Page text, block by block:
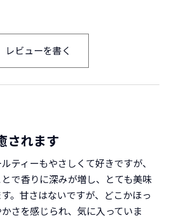
レビューを書く
されます
ティーもやさしくて好きですが、
で香りに深みが増し、とても美味
。甘さはないですが、どこかほっ
さを感じられ、気に入っていま